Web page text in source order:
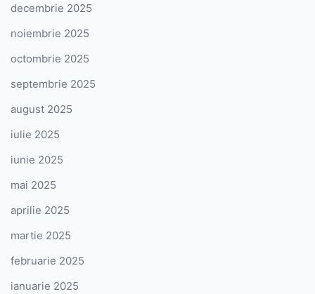
decembrie 2025
noiembrie 2025
octombrie 2025
septembrie 2025
august 2025
iulie 2025
iunie 2025
mai 2025
aprilie 2025
martie 2025
februarie 2025
ianuarie 2025